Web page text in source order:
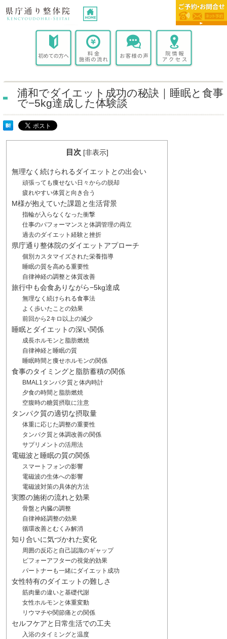
浦和でダイエット成功の秘訣｜睡眠と食事
で−5kg達成した体験談
目次 [非表示]
無理なく続けられるダイエットとの出会い
頑張っても痩せない日々からの脱却
疲れやすい体質と向き合う
M様が抱えていた課題と生活背景
指輪が入らなくなった衝撃
仕事のパフォーマンスと体調管理の両立
過去のダイエット経験と挫折
県庁通り整体院のダイエットアプローチ
個別カスタマイズされた栄養指導
睡眠の質を高める重要性
自律神経の調整と体質改善
旅行中も会食ありながら−5kg達成
無理なく続けられる食事法
よく歩いたことの効果
前回から2キロ以上の減少
睡眠とダイエットの深い関係
成長ホルモンと脂肪燃焼
自律神経と睡眠の質
睡眠時間と痩せホルモンの関係
食事のタイミングと脂肪蓄積の関係
BMAL1タンパク質と体内時計
夕食の時間と脂肪燃焼
空腹時の糖質摂取に注意
タンパク質の適切な摂取量
体重に応じた調整の重要性
タンパク質と体調改善の関係
サプリメントの活用法
電磁波と睡眠の質の関係
スマートフォンの影響
電磁波の生体への影響
電磁波対策の具体的方法
実際の施術の流れと効果
骨盤と内臓の調整
自律神経調整の効果
循環改善とむくみ解消
知り合いに気づかれた変化
周囲の反応と自己認識のギャップ
ビフォーアフターの視覚的効果
パートナーも一緒にダイエット成功
女性特有のダイエットの難しさ
筋肉量の違いと基礎代謝
女性ホルモンと体重変動
リウマチや関節痛との関係
セルフケアと日常生活での工夫
入浴のタイミングと温度